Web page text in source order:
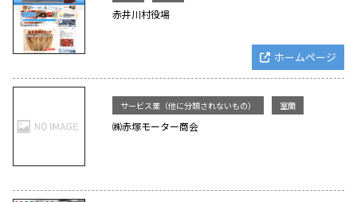
赤井川村役場
ホームページ
サービス業（他に分類されないもの） 室蘭
㈱赤塚モーター商会